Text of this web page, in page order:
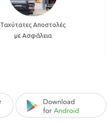
Ταχύτατες Αποστολές
με Ασφάλεια